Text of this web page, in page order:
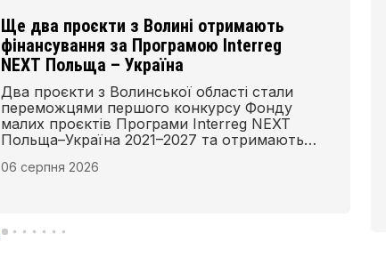
Ще два проєкти з Волині отримають
фінансування за Програмою Interreg
NEXT Польща – Україна
Два проєкти з Волинської області стали
переможцями першого конкурсу Фонду
малих проєктів Програми Interreg NEXT
Польща–Україна 2021–2027 та отримають
06 серпня 2026